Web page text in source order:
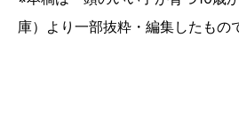
庫）より一部抜粋・編集したもの